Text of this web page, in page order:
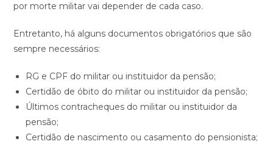
por morte militar vai depender de cada caso.
Entretanto, há alguns documentos obrigatórios que são
sempre necessários:
RG e CPF do militar ou instituidor da pensão;
Certidão de óbito do militar ou instituidor da pensão;
Últimos contracheques do militar ou instituidor da
pensão;
Certidão de nascimento ou casamento do pensionista;